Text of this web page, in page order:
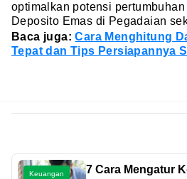
optimalkan potensi
Deposito Emas di Pegadaian
Baca juga:Cara Menghitung
Tepat dan Tips Persiapannya
Keuangan
7 Cara Mengatur